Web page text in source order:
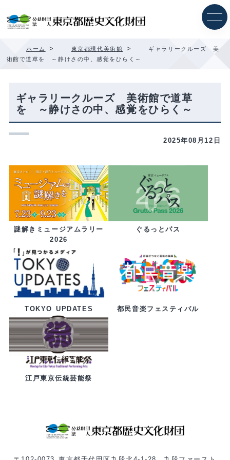
ッ
ホーム > 東京都現代美術館 >
ギャラリークルーズ 美
術館で道草を ～静けさの中、感覚をひらく～
ギャラリークルーズ 美術館で道草
を ～静けさの中、感覚をひらく～
2025年08月12日
謎解きミュージアムラリー
2026
ぐるっとパス
TOKYO UPDATES 都民音楽フェスティバル
江戸東京伝統芸能祭